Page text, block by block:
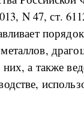
N 47, ст.
а также